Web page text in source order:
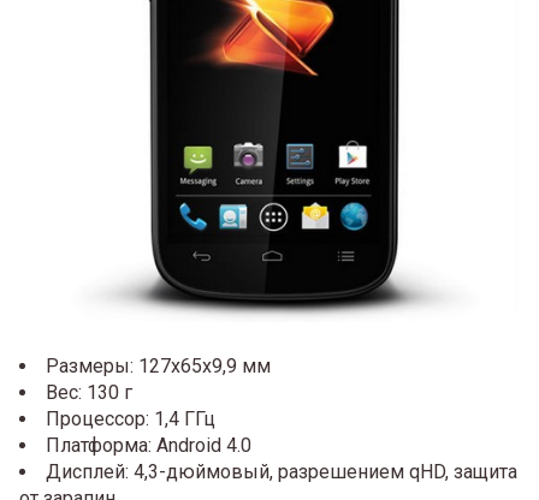
Размеры: 127х65х9,9 мм
Вес: 130 г
Процессор: 1,4 ГГц
Платформа: Android 4.0
Дисплей: 4,3-дюймовый, разрешением qHD, защита